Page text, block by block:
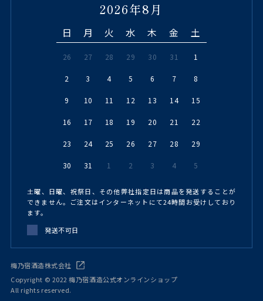
2026年8月
日 月 火 水 木 金 土
26 27 28 29 30 31 1
2 3 4 5 6 7 8
9 10 11 12 13 14 15
16 17 18 19 20 21 22
23 24 25 26 27 28 29
30 31 1 2 3 4 5
土曜、日曜、祝祭日、その他弊社指定日は商品を発送することが
できません。ご注文はインターネットにて24時間お受けしており
ます。
発送不可日
梅乃宿酒造株式会社
Copyright © 2022 梅乃宿酒造公式オンラインショップ
All rights reserved.